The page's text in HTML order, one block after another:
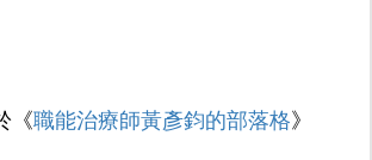
《職能治療師黃彥鈞的部落格》